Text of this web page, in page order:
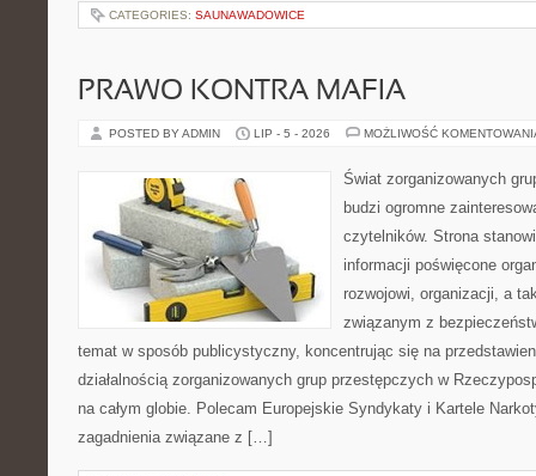
CATEGORIES: SAUNAWADOWICE
PRAWO KONTRA MAFIA
POSTED BY ADMIN LIP - 5 - 2026 MOŻLIWOŚĆ
Świat zorganizowanych
budzi ogromne
czytelników. Strona
informacji poświęcone
rozwojowi, organizacji, a
związanym z
temat w sposób publicystyczny, koncentrując się na
działalnością zorganizowanych grup przestępczych w
na całym globie. Polecam Europejskie Syndykaty i Kartele
zagadnienia związane z […]